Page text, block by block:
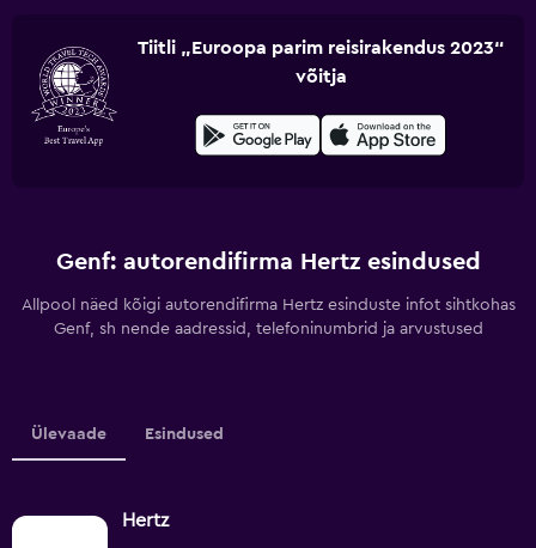
Tiitli „Euroopa parim reisirakendus 2023“
võitja
Genf: autorendifirma Hertz esindused
Allpool näed kõigi autorendifirma Hertz esinduste infot sihtkohas
Genf, sh nende aadressid, telefoninumbrid ja arvustused
Ülevaade Esindused
Hertz